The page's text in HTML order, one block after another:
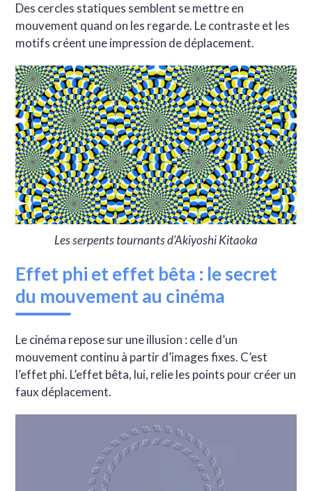
Des cercles statiques semblent se mettre en
mouvement quand on les regarde. Le contraste et les
motifs créent une impression de déplacement.
Les serpents tournants d’Akiyoshi Kitaoka
Effet phi et effet bêta : le secret
du mouvement au cinéma
Le cinéma repose sur une illusion : celle d’un
mouvement continu à partir d’images fixes. C’est
l’effet phi. L’effet bêta, lui, relie les points pour créer un
faux déplacement.